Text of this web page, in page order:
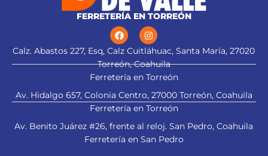
FERRETERÍA EN TORREÓN
Calz. Abastos 227, Esq, Calz Cuitláhuac, Santa María, 27020
Torreón, Coahuila
Ferretería en Torreón
Av. Hidalgo 657, Colonia Centro, 27000 Torreón, Coahuila
Ferretería en Torreón
Av. Benito Juárez #26, frente al reloj. San Pedro, Coahuila
Ferretería en San Pedro